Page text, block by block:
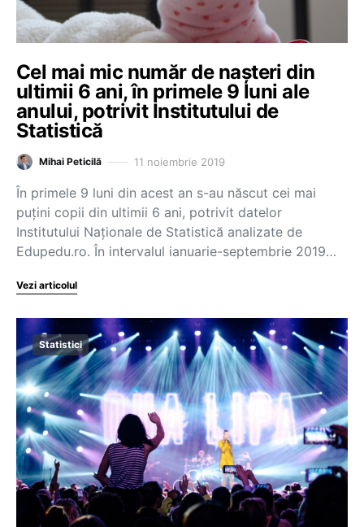
Cel mai mic număr de nașteri din
ultimii 6 ani, în primele 9 luni ale
anului, potrivit Institutului de
Statistică
Mihai Peticilă 11 noiembrie 2019
În primele 9 luni din acest an s-au născut cei mai
puțini copii din ultimii 6 ani, potrivit datelor
Institutului Naționale de Statistică analizate de
Edupedu.ro. În intervalul ianuarie-septembrie 2019…
Vezi articolul
Statistici